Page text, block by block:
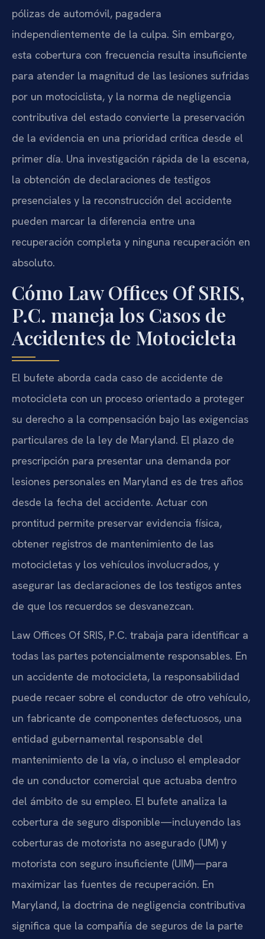
pólizas de automóvil, pagadera
independientemente de la culpa. Sin embargo,
esta cobertura con frecuencia resulta insuficiente
para atender la magnitud de las lesiones sufridas
por un motociclista, y la norma de negligencia
contributiva del estado convierte la preservación
de la evidencia en una prioridad crítica desde el
primer día. Una investigación rápida de la escena,
la obtención de declaraciones de testigos
presenciales y la reconstrucción del accidente
pueden marcar la diferencia entre una
recuperación completa y ninguna recuperación en
absoluto.
Cómo Law Offices Of SRIS,
P.C. maneja los Casos de
Accidentes de Motocicleta
El bufete aborda cada caso de accidente de
motocicleta con un proceso orientado a proteger
su derecho a la compensación bajo las exigencias
particulares de la ley de Maryland. El plazo de
prescripción para presentar una demanda por
lesiones personales en Maryland es de tres años
desde la fecha del accidente. Actuar con
prontitud permite preservar evidencia física,
obtener registros de mantenimiento de las
motocicletas y los vehículos involucrados, y
asegurar las declaraciones de los testigos antes
de que los recuerdos se desvanezcan.
Law Offices Of SRIS, P.C. trabaja para identificar a
todas las partes potencialmente responsables. En
un accidente de motocicleta, la responsabilidad
puede recaer sobre el conductor de otro vehículo,
un fabricante de componentes defectuosos, una
entidad gubernamental responsable del
mantenimiento de la vía, o incluso el empleador
de un conductor comercial que actuaba dentro
del ámbito de su empleo. El bufete analiza la
cobertura de seguro disponible—incluyendo las
coberturas de motorista no asegurado (UM) y
motorista con seguro insuficiente (UIM)—para
maximizar las fuentes de recuperación. En
Maryland, la doctrina de negligencia contributiva
significa que la compañía de seguros de la parte